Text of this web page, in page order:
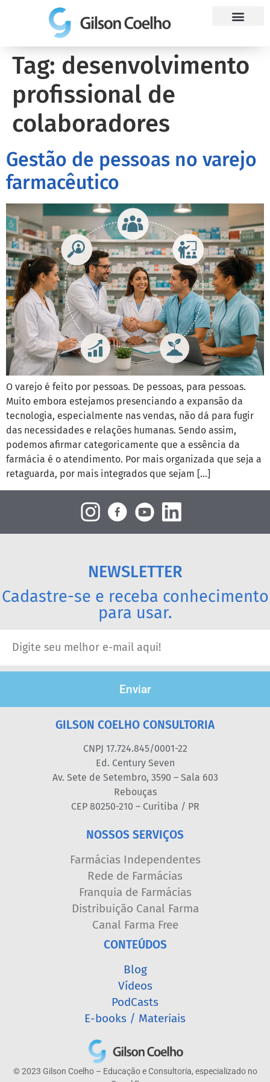
Tag: desenvolvimento
profissional de
colaboradores
Gestão de pessoas no varejo
farmacêutico
O varejo é feito por pessoas. De pessoas, para pessoas.
Muito embora estejamos presenciando a expansão da
tecnologia, especialmente nas vendas, não dá para fugir
das necessidades e relações humanas. Sendo assim,
podemos afirmar categoricamente que a essência da
farmácia é o atendimento. Por mais organizada que seja a
retaguarda, por mais integrados que sejam […]
NEWSLETTER
Cadastre-se e receba conhecimento
para usar.
Enviar
GILSON COELHO CONSULTORIA
CNPJ 17.724.845/0001-22
Ed. Century Seven
Av. Sete de Setembro, 3590 – Sala 603
Rebouças
CEP 80250-210 – Curitiba / PR
NOSSOS SERVIÇOS
Farmácias Independentes
Rede de Farmácias
Franquia de Farmácias
Distribuição Canal Farma
Canal Farma Free
CONTEÚDOS
Blog
Vídeos
PodCasts
E-books / Materiais
© 2023 Gilson Coelho – Educação e Consultoria, especializado no